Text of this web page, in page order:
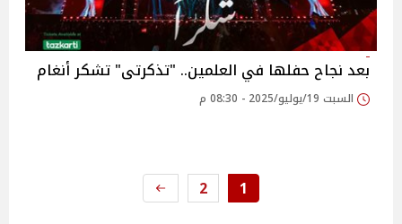
بعد نجاح حفلها في العلمين.. "تذكرتى" تشكر أنغام ‎
السبت 19/يوليو/2025 - 08:30 م
1
2